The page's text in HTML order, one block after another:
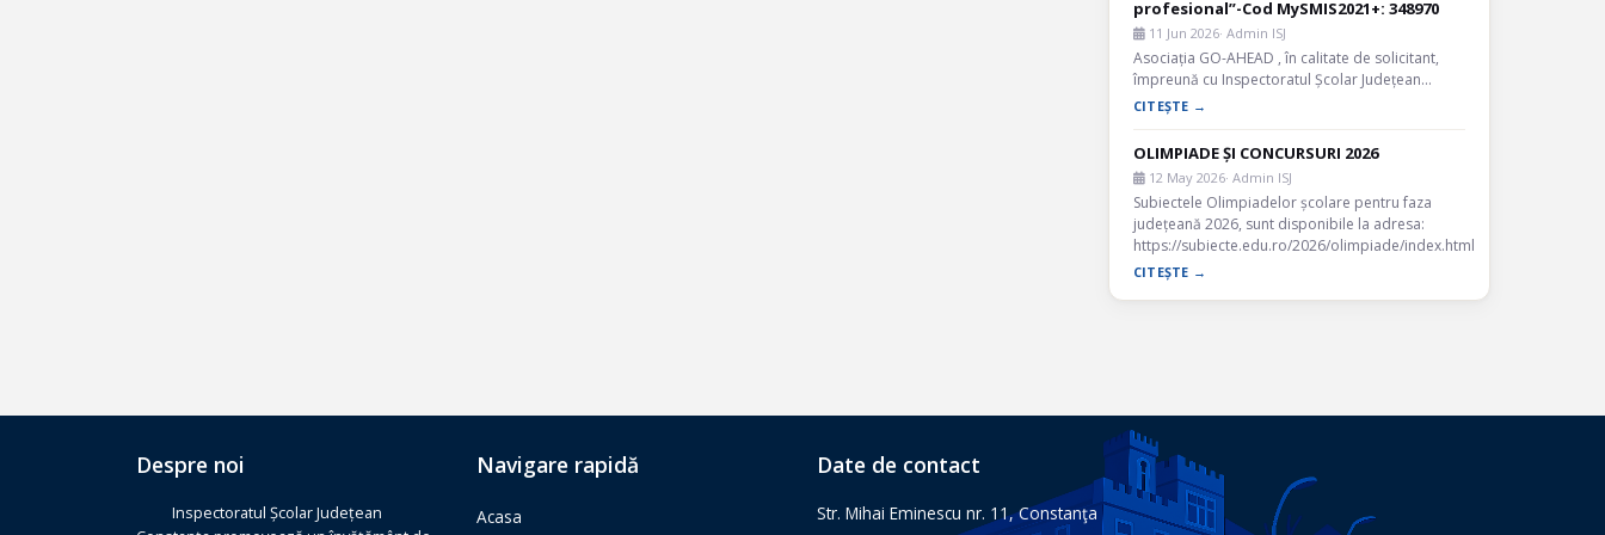
profesional”-Cod MySMIS2021+: 348970
11 Jun 2026· Admin ISJ
Asociația GO-AHEAD , în calitate de solicitant,
împreună cu Inspectoratul Școlar Județean…
CITEȘTE →
OLIMPIADE ȘI CONCURSURI 2026
12 May 2026· Admin ISJ
Subiectele Olimpiadelor școlare pentru faza
județeană 2026, sunt disponibile la adresa:
https://subiecte.edu.ro/2026/olimpiade/index.html
CITEȘTE →
Despre noi
Inspectoratul Școlar Județean
Navigare rapidă
Acasa
Date de contact
Str. Mihai Eminescu nr. 11, Constanţa